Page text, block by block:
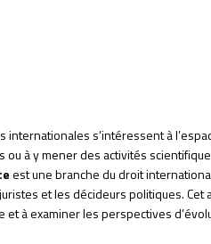
internationales s’intéressent à
à y mener des activités
est une branche du droit
et les décideurs politiques. Cet
à examiner les perspectives